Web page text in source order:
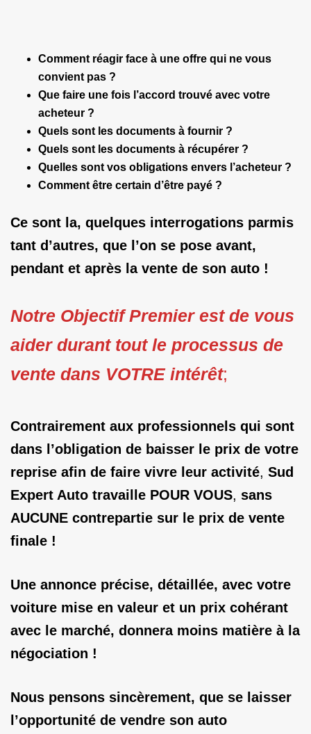
Comment réagir face à une offre qui ne vous
convient pas ?
Que faire une fois l’accord trouvé avec votre
acheteur ?
Quels sont les documents à fournir ?
Quels sont les documents à récupérer ?
Quelles sont vos obligations envers l’acheteur ?
Comment être certain d’être payé ?
Ce sont la, quelques interrogations parmis
tant d’autres, que l’on se pose avant,
pendant et après la vente de son auto !
Notre Objectif Premier est de vous
aider durant tout le processus de
vente dans VOTRE intérêt;
Contrairement aux professionnels qui sont
dans l’obligation de baisser le prix de votre
reprise afin de faire vivre leur activité, Sud
Expert Auto travaille POUR VOUS, sans
AUCUNE contrepartie sur le prix de vente
finale !
Une annonce précise, détaillée, avec votre
voiture mise en valeur et un prix cohérant
avec le marché, donnera moins matière à la
négociation !
Nous pensons sincèrement, que se laisser
l’opportunité de vendre son auto